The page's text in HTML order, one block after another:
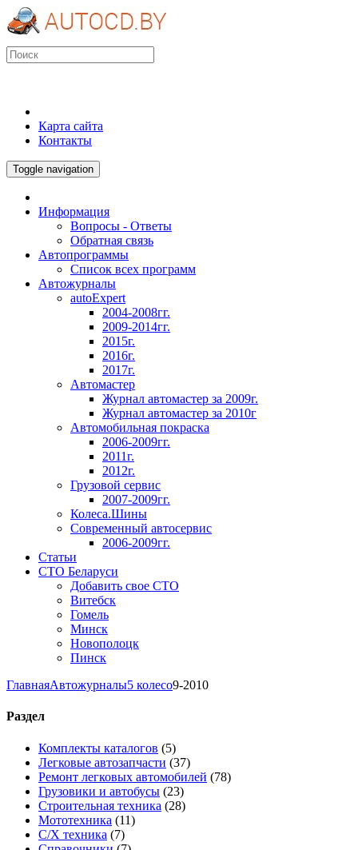
Карта сайта
Контакты
Toggle navigation
Информация
Вопросы - Ответы
Обратная связь
Автопрограммы
Список всех программ
Автожурналы
autoExpert
2004-2008гг.
2009-2014гг.
2015г.
2016г.
2017г.
Автомастер
Журнал автомастер за 2009г.
Журнал автомастер за 2010г
Автомобильная покраска
2006-2009гг.
2011г.
2012г.
Грузовой сервис
2007-2009гг.
Колеса.Шины
Современный автосервис
2006-2009гг.
Статьи
СТО Беларуси
Добавить свое СТО
Витебск
Гомель
Минск
Новополоцк
Пинск
ГлавнаяАвтожурналы5 колесо9-2010
Раздел
Комплекты каталогов (5)
Легковые автозапчасти (37)
Ремонт легковых автомобилей (78)
Грузовики и автобусы (23)
Строительная техника (28)
Мототехника (11)
С/Х техника (7)